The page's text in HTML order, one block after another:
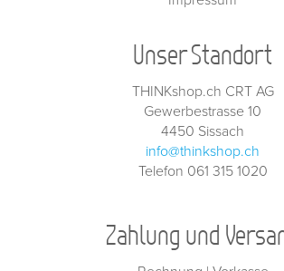
Unser Standort
THINKshop.ch CRT AG
Gewerbestrasse 10
4450 Sissach
info@thinkshop.ch
Telefon 061 315 1020
Zahlung und